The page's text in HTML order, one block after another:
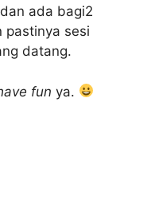
ada bagi2
pastinya sesi
datang.
fun ya.